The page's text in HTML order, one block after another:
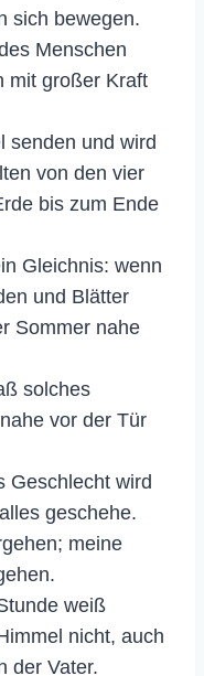
sich bewegen.
Menschen
mit großer Kraft
senden und wird
von den vier
bis zum Ende
Gleichnis: wenn
und Blätter
Sommer nahe
solches
vor der Tür
Geschlecht wird
geschehe.
meine
weiß
nicht, auch
der Vater.